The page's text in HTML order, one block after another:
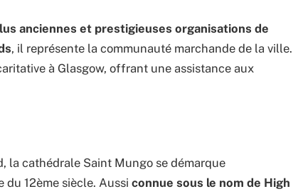
anciennes et prestigieuses organisations de
, il représente la communauté marchande de la ville.
à Glasgow, offrant une assistance aux
la cathédrale Saint Mungo se démarque
du 12ème siècle. Aussi connue sous le nom de High